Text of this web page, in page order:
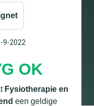
9-2022
OK
Fysiotherapie en
een geldige